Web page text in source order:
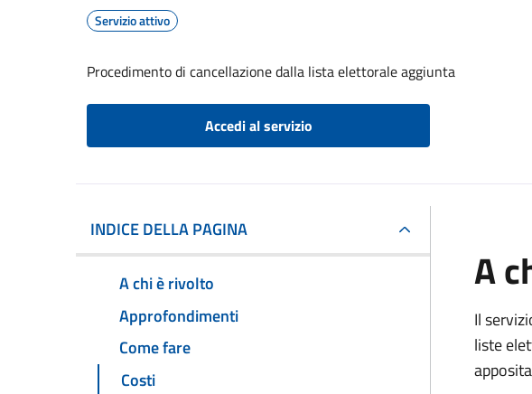
Servizio attivo
Procedimento di cancellazione dalla lista elettorale aggiunta
Accedi al servizio
INDICE DELLA PAGINA
A chi è rivolto
Approfondimenti
Come fare
Costi
A
Il
liste